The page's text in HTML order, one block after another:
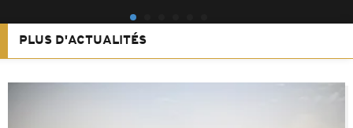
PLUS D'ACTUALITÉS